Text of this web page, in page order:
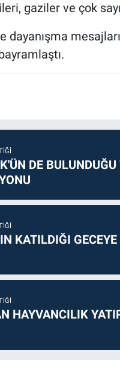
gaziler ve çok
dayanışma
DE
KATILDIĞI
HAYVANCILIK